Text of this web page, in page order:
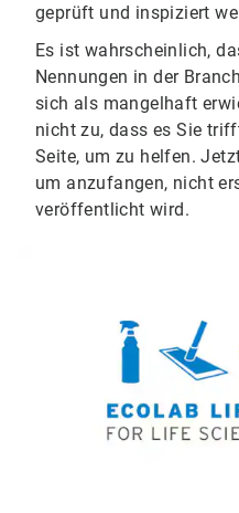
geprüft und inspiziert
Es ist wahrscheinlich,
Nennungen in der
sich als mangelhaft
nicht zu, dass es Sie
Seite, um zu helfen.
um anzufangen, nicht
veröffentlicht wird.